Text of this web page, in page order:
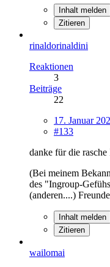
Inhalt melden
Zitieren
rinaldorinaldini
Reaktionen
3
Beiträge
22
17. Januar
#133
danke für die
(Bei meinem
des "Ingroup-
(anderen....)
Inhalt melden
Zitieren
wailomai